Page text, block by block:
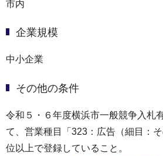
市内
企業規模
中小企業
その他の条件
令和５・６年度横浜市⼀般競争入札
て、営業種目「323：広告（細目：
位以上で登録していること。